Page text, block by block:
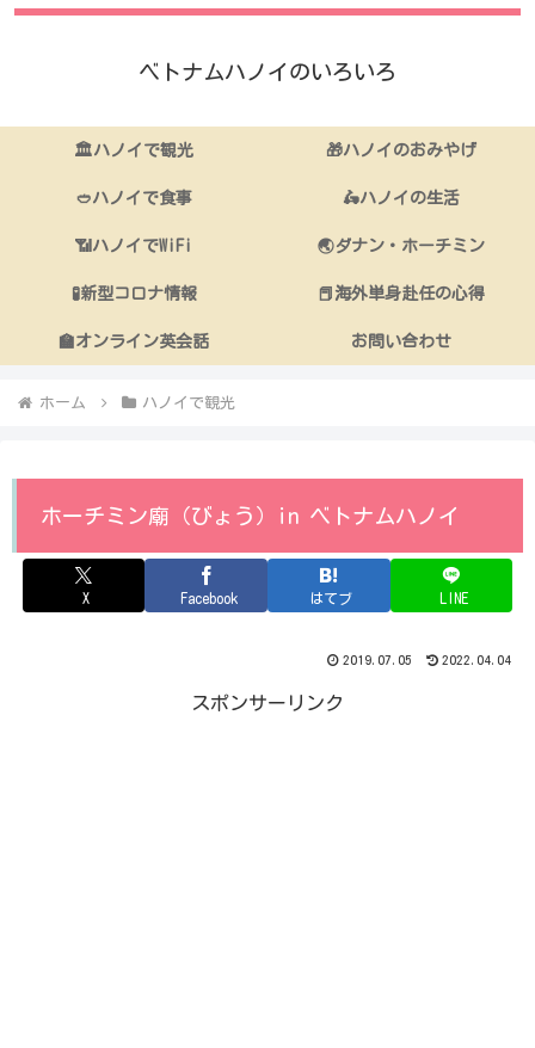
ベトナムハノイのいろいろ
🏛ハノイで観光 🎁ハノイのおみやげ
🥙ハノイで食事 🛵ハノイの生活
📶ハノイでWiFi 🌏ダナン・ホーチミン
🧪新型コロナ情報 📕海外単身赴任の心得
🏫オンライン英会話 お問い合わせ
ホーム ハノイで観光
ホーチミン廟（びょう）in ベトナムハノイ
X Facebook はてブ LINE
2019.07.05 2022.04.04
スポンサーリンク